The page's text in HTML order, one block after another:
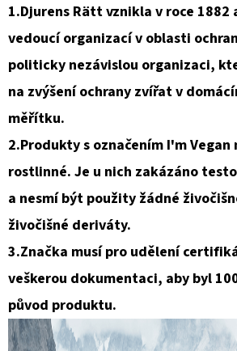
1.Djurens Rätt vznikla v roce 1882
vedoucí organizací v oblasti
politicky nezávislou organizaci,
na zvýšení ochrany zvířat v
měřítku.
2.Produkty s označením I'm
rostlinné. Je u nich zakázáno
a nesmí být použity žádné
živočišné deriváty.
3.Značka musí pro udělení
veškerou dokumentaci, aby byl
původ produktu.